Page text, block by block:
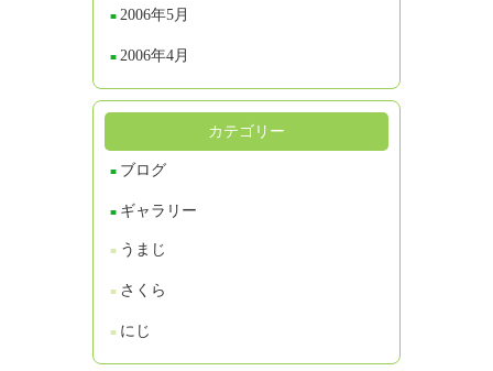
2006年5月
2006年4月
カテゴリー
ブログ
ギャラリー
うまじ
さくら
にじ